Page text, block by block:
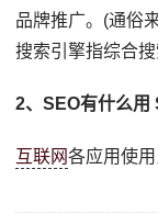
品牌推广。(通俗
搜索引擎指综合
2、SEO有什么用
互联网各应用使用